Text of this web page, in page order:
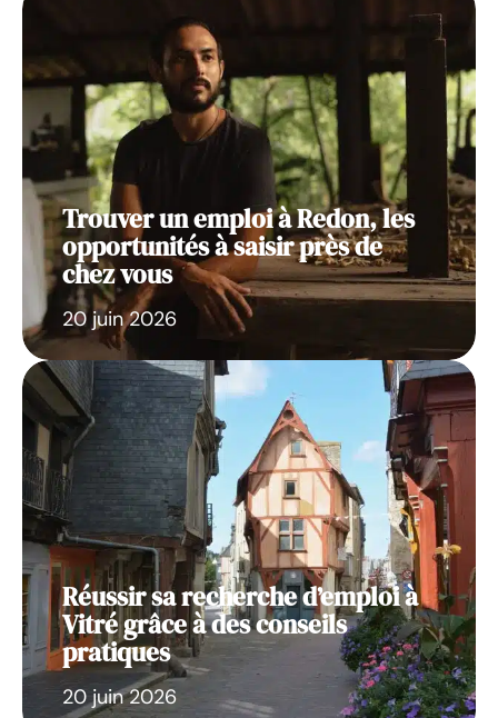
Trouver un emploi à Redon, les
opportunités à saisir près de
chez vous
20 juin 2026
Réussir sa recherche d’emploi à
Vitré grâce à des conseils
pratiques
20 juin 2026